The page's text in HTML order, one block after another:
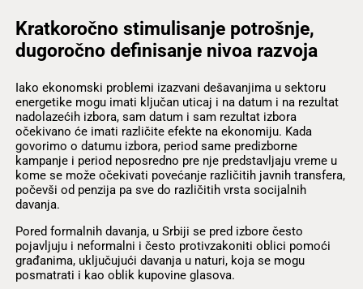
Kratkoročno stimulisanje potrošnje,
dugoročno definisanje nivoa razvoja
Iako ekonomski problemi izazvani dešavanjima u sektoru
energetike mogu imati ključan uticaj i na datum i na rezultat
nadolazećih izbora, sam datum i sam rezultat izbora
očekivano će imati različite efekte na ekonomiju. Kada
govorimo o datumu izbora, period same predizborne
kampanje i period neposredno pre nje predstavljaju vreme u
kome se može očekivati povećanje različitih javnih transfera,
počevši od penzija pa sve do različitih vrsta socijalnih
davanja.
Pored formalnih davanja, u Srbiji se pred izbore često
pojavljuju i neformalni i često protivzakoniti oblici pomoći
građanima, uključujući davanja u naturi, koja se mogu
posmatrati i kao oblik kupovine glasova.